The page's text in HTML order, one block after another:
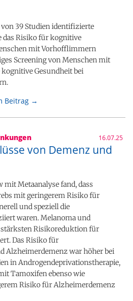
39 Studien identifizierte
das Risiko für kognitive
mit Vorhofflimmern
Screening von Menschen mit
Gesundheit bei
Beitrag →
16.07.25
von Demenz und
Metaanalyse fand, dass
mit geringerem Risiko für
und speziell die
waren. Melanoma und
Risikoreduktion für
Das Risiko für
Alzheimerdemenz war höher bei
in Androgendeprivationstherapie,
Tamoxifen ebenso wie
Risiko für Alzheimerdemenz